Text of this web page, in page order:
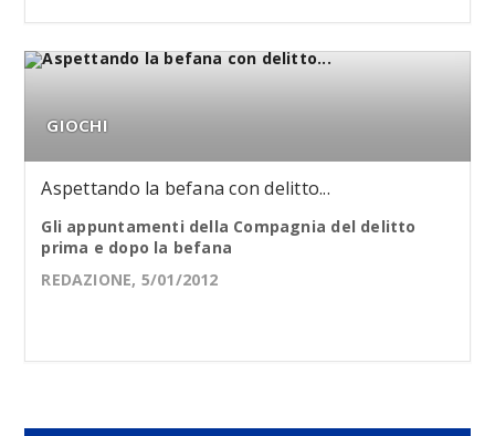
GIOCHI
Aspettando la befana con delitto...
Gli appuntamenti della Compagnia del delitto
prima e dopo la befana
REDAZIONE, 5/01/2012